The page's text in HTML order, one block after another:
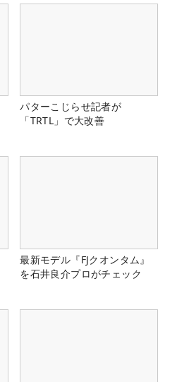
パターこじらせ記者が
「TRTL」で大改善
最新モデル『FJクオンタム』
を石井良介プロがチェック